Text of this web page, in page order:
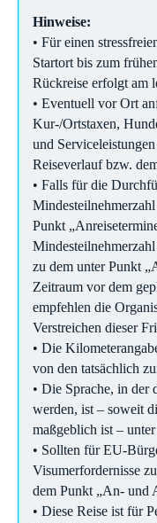
Hinweise:
• Für einen
Startort bis zum
Rückreise erfolgt am
• Eventuell vor Ort
Kur-/Ortstaxen,
und
Reiseverlauf bzw.
• Falls für die
Punkt
zu dem unter Punkt
Zeitraum vor dem
empfehlen die
Verstreichen dieser
• Die
von den tatsächlich
• Die Sprache, in der
werden, ist – soweit
maßgeblich ist –
• Sollten für EU-
Visumerfordernisse
dem Punkt „An- und
• Diese Reise ist für